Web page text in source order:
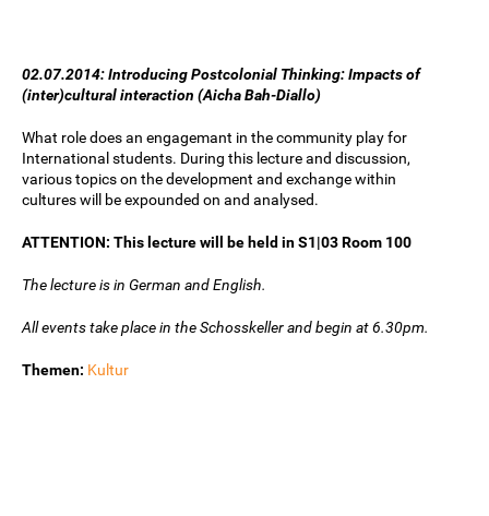
02.07.2014: Introducing Postcolonial Thinking: Impacts of
(inter)cultural interaction (Aicha Bah-Diallo)
What role does an engagemant in the community play for
International students. During this lecture and discussion,
various topics on the development and exchange within
cultures will be expounded on and analysed.
ATTENTION: This lecture will be held in S1|03 Room 100
The lecture is in German and English.
All events take place in the Schosskeller and begin at 6.30pm.
Themen: Kultur